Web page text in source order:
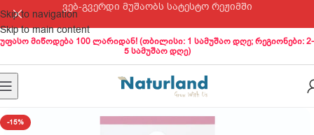
Skip to navigation
Skip to main content
ვებ-გვერდი მუშაობს სატესტო რეჟიმში
უფასო მიწოდება 100 ლარიდან! (თბილისი: 1 სამუშაო დღე; რეგიონები: 2-
5 სამუშაო დღე)
-15%